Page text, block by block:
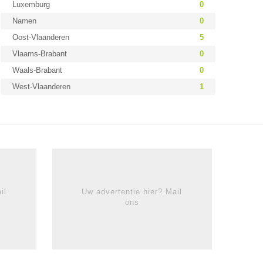
Luxemburg
0
Namen
0
Oost-Vlaanderen
5
Vlaams-Brabant
0
Waals-Brabant
0
West-Vlaanderen
1
Uw advertentie hier? Mail
ons